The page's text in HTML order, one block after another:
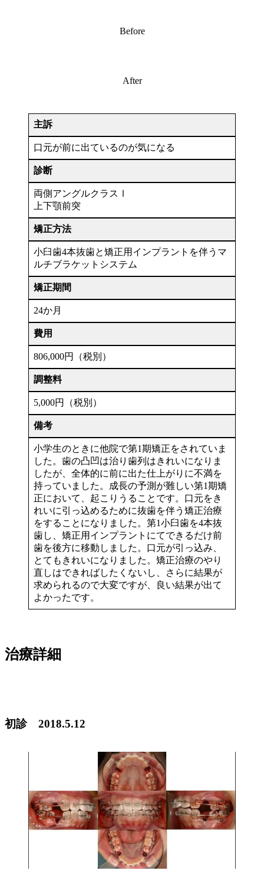
Before
After
主訴
口元が前に出ているのが気になる
診断
両側アングルクラスⅠ
上下顎前突
矯正方法
小臼歯4本抜歯と矯正用インプラントを伴うマ
ルチブラケットシステム
矯正期間
24か月
費用
806,000円（税別）
調整料
5,000円（税別）
備考
小学生のときに他院で第1期矯正をされていま
した。歯の凸凹は治り歯列はきれいになりま
したが、全体的に前に出た仕上がりに不満を
持っていました。成長の予測が難しい第1期矯
正において、起こりうることです。口元をき
れいに引っ込めるために抜歯を伴う矯正治療
をすることになりました。第1小臼歯を4本抜
歯し、矯正用インプラントにてできるだけ前
歯を後方に移動しました。口元が引っ込み、
とてもきれいになりました。矯正治療のやり
直しはできればしたくないし、さらに結果が
求められるので大変ですが、良い結果が出て
よかったです。
治療詳細
初診 2018.5.12